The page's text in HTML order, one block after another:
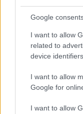
Google
I want to allow
related to
device
I want to allow
Google for
I want to allow
Szemkárosodás,
akit